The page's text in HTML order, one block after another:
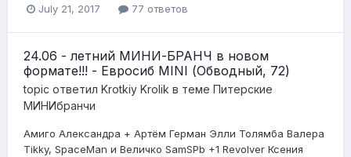
July 21, 2017 77 ответов
24.06 - летний МИНИ-БРАНЧ в новом
формате!!! - Евросиб MINI (Обводный, 72)
topic ответил Krotkiy Krolik в теме Питерские
МИНИбранчи
Амиго Александра + Артём Герман Элли Толямба Валера
Tikky, SpaceMan и Величко SamSPb +1 Revolver Ксения